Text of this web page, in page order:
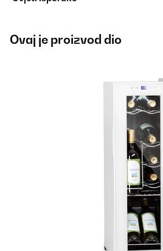
Ovaj je proizvod dio